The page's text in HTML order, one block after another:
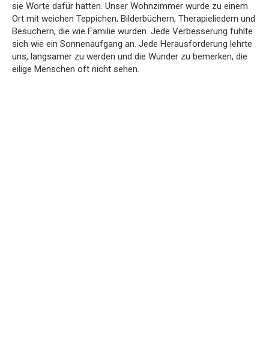
sie Worte dafür hatten. Unser Wohnzimmer wurde zu einem
Ort mit weichen Teppichen, Bilderbüchern, Therapieliedern und
Besuchern, die wie Familie wurden. Jede Verbesserung fühlte
sich wie ein Sonnenaufgang an. Jede Herausforderung lehrte
uns, langsamer zu werden und die Wunder zu bemerken, die
eilige Menschen oft nicht sehen.